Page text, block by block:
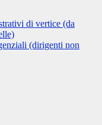
di vertice (da
(dirigenti non